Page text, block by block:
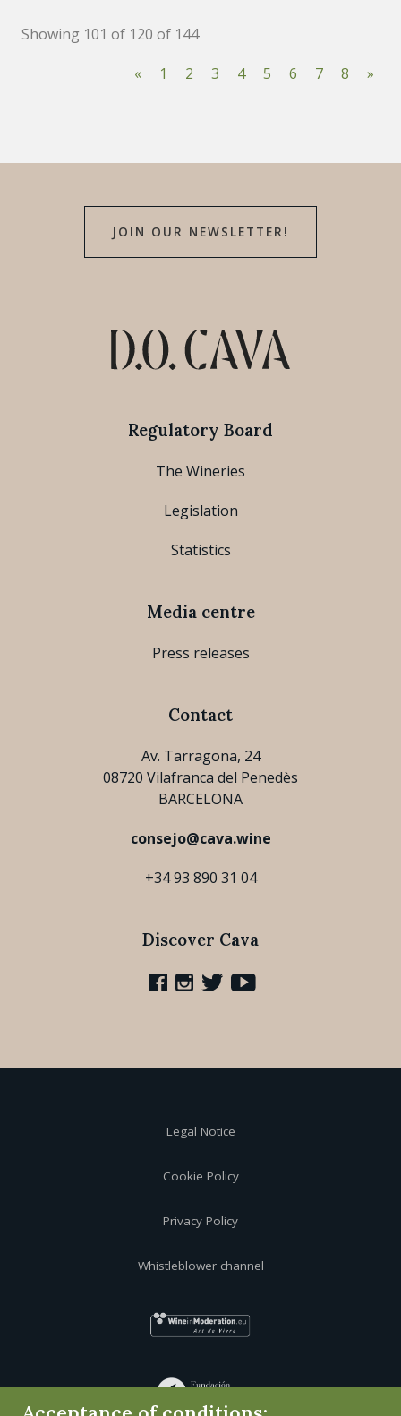
Showing 101 of 120 of 144
«
1 2 3 4 5 6 7 8 »
JOIN OUR NEWSLETTER!
Regulatory Board
The Wineries
Legislation
Statistics
Media centre
Press releases
Contact
Av. Tarragona, 24
08720 Vilafranca del Penedès
BARCELONA
consejo@cava.wine
+34 93 890 31 04
Discover Cava
Legal Notice
Cookie Policy
Privacy Policy
Whistleblower channel